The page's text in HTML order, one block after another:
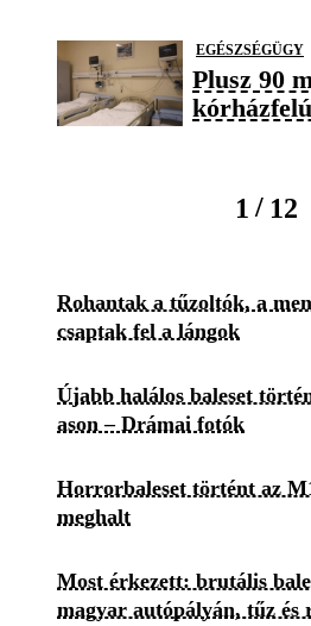
EGÉSZSÉGÜGY
Plusz 90
1 / 12
Rohantak a tűzoltók, a
csaptak fel a lángok
Újabb halálos baleset
ason – Drámai fotók
Horrorbaleset történt az
meghalt
Most érkezett: brutális
magyar autópályán, tűz és